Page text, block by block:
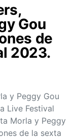
Gou
de
2023.
y Peggy Gou
Live Festival
Morla y Peggy
de la sexta